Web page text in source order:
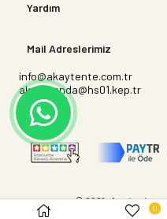
Yardım
Mail Adreslerimiz
info@akaytente.com.tr
akaybranda@hs01.kep.tr
© 2021
0